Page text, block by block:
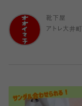
靴下屋
アトレ大井町